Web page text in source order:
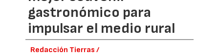
gastronómico para
impulsar el medio rural
Redacción Tierras /